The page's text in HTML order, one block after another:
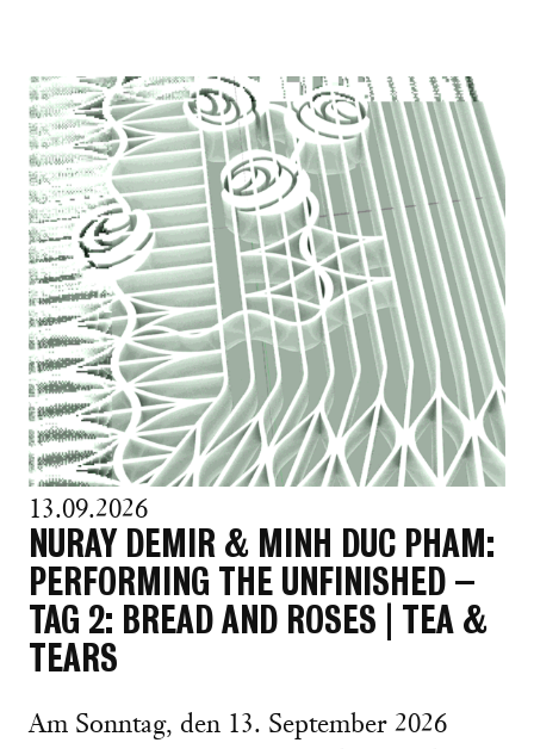
13.09.2026
NURAY DEMIR & MINH DUC PHAM:
PERFORMING THE UNFINISHED –
TAG 2: BREAD AND ROSES | TEA &
TEARS
Am Sonntag, den 13. September 2026